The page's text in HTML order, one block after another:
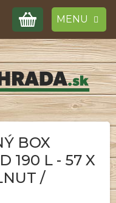
NÁKUPNÝ
BOX
190 L - 57 X
/